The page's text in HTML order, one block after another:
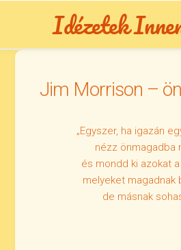
Idézetek
Jim Morrison –
„Egyszer, ha igazán
nézz önmagadba
és mondd ki azokat
melyeket magadnak
de másnak